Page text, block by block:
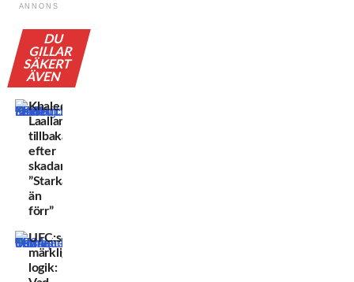
ANNONS
DU
GILLAR
SÄKERT
ÄVEN
Khaled
Laallam
tillbaka
efter
skadan:
”Starkare
än
förr”
UFC:s
märkliga
logik: